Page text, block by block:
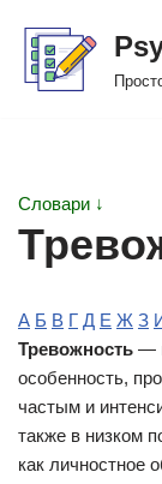
Перейти
Словари ↓
А Б В Г Д Е Ж З
Тревожность —
особенность,
частым и
также в низком
как личностное